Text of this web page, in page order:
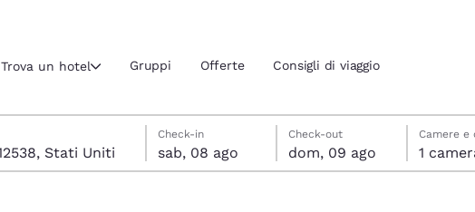
Regione e posizione attuali
Trova un hotel Gruppi Offerte Consigli di viaggio
sabato 8 agosto
Check-in
sab, 08 ago
domenica 9 agosto
Check-out
dom, 09 ago
domenica 9 agosto data di check-out selezionata
sabato 8 agosto data di check-in selezionata
Camere e